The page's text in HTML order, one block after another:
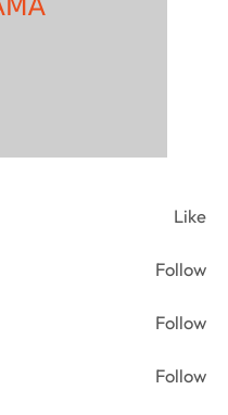
Like
Follow
Follow
Follow